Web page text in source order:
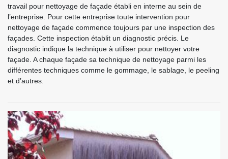
travail pour nettoyage de façade établi en interne au sein de
l’entreprise. Pour cette entreprise toute intervention pour
nettoyage de façade commence toujours par une inspection des
façades. Cette inspection établit un diagnostic précis. Le
diagnostic indique la technique à utiliser pour nettoyer votre
façade. A chaque façade sa technique de nettoyage parmi les
différentes techniques comme le gommage, le sablage, le peeling
et d’autres.